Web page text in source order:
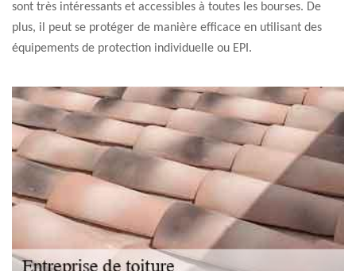
sont très intéressants et accessibles à toutes les bourses. De
plus, il peut se protéger de manière efficace en utilisant des
équipements de protection individuelle ou EPI.